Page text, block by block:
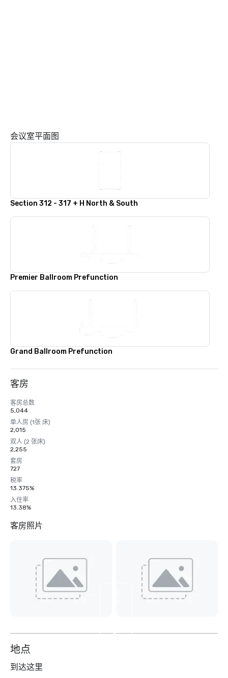
会议室平面图
Section 312 - 317 + H North & South
Premier Ballroom Prefunction
Grand Ballroom Prefunction
客房
客房总数
5,044
单人房 (1张 床)
2,015
双人 (2 张床)
2,255
套房
727
税率
13.375%
入住率
13.38%
客房照片
8
地点
到达这里